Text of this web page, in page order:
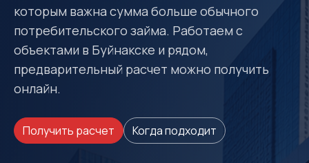
которым важна сумма больше обычного
потребительского займа. Работаем с
объектами в Буйнакске и рядом,
предварительный расчет можно получить
онлайн.
Получить расчет Когда подходит